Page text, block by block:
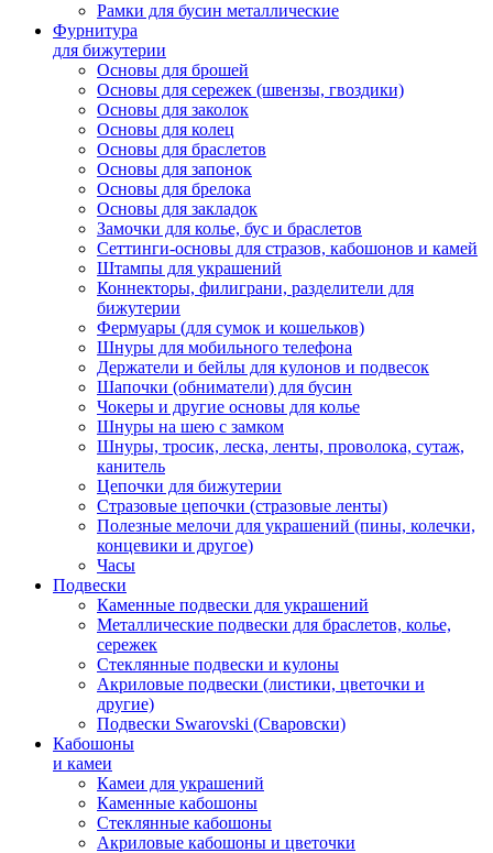
Рамки для бусин металлические
Фурнитура
для бижутерии
Основы для брошей
Основы для сережек (швензы, гвоздики)
Основы для заколок
Основы для колец
Основы для браслетов
Основы для запонок
Основы для брелока
Основы для закладок
Замочки для колье, бус и браслетов
Сеттинги-основы для стразов, кабошонов и камей
Штампы для украшений
Коннекторы, филиграни, разделители для
бижутерии
Фермуары (для сумок и кошельков)
Шнуры для мобильного телефона
Держатели и бейлы для кулонов и подвесок
Шапочки (обниматели) для бусин
Чокеры и другие основы для колье
Шнуры на шею с замком
Шнуры, тросик, леска, ленты, проволока, сутаж,
канитель
Цепочки для бижутерии
Стразовые цепочки (стразовые ленты)
Полезные мелочи для украшений (пины, колечки,
концевики и другое)
Часы
Подвески
Каменные подвески для украшений
Металлические подвески для браслетов, колье,
сережек
Стеклянные подвески и кулоны
Акриловые подвески (листики, цветочки и
другие)
Подвески Swarovski (Сваровски)
Кабошоны
и камеи
Камеи для украшений
Каменные кабошоны
Стеклянные кабошоны
Акриловые кабошоны и цветочки